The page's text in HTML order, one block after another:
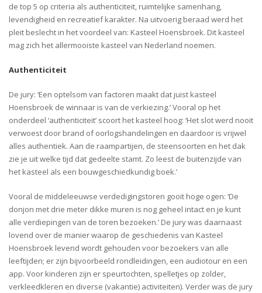
de top 5 op criteria als authenticiteit, ruimtelijke samenhang,
levendigheid en recreatief karakter. Na uitvoerig beraad werd het
pleit beslecht in het voordeel van: Kasteel Hoensbroek. Dit kasteel
mag zich het allermooiste kasteel van Nederland noemen.
Authenticiteit
De jury: ‘Een optelsom van factoren maakt dat juist kasteel
Hoensbroek de winnaar is van de verkiezing.’ Vooral op het
onderdeel ‘authenticiteit’ scoort het kasteel hoog: ‘Het slot werd nooit
verwoest door brand of oorlogshandelingen en daardoor is vrijwel
alles authentiek. Aan de raampartijen, de steensoorten en het dak
zie je uit welke tijd dat gedeelte stamt. Zo leest de buitenzijde van
het kasteel als een bouwgeschiedkundig boek.’
Vooral de middeleeuwse verdedigingstoren gooit hoge ogen: ‘De
donjon met drie meter dikke muren is nog geheel intact en je kunt
alle verdiepingen van de toren bezoeken.’ De jury was daarnaast
lovend over de manier waarop de geschiedenis van Kasteel
Hoensbroek levend wordt gehouden voor bezoekers van alle
leeftijden; er zijn bijvoorbeeld rondleidingen, een audiotour en een
app. Voor kinderen zijn er speurtochten, spelletjes op zolder,
verkleedkleren en diverse (vakantie) activiteiten). Verder was de jury